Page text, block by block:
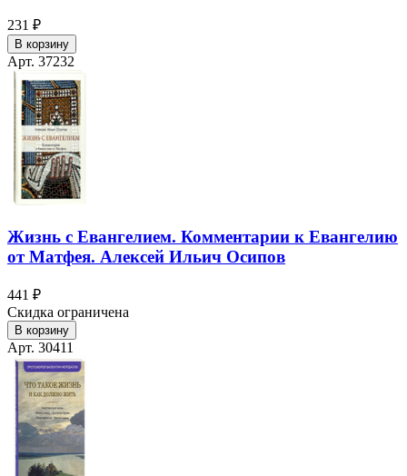
231 ₽
В корзину
Арт. 37232
Жизнь с Евангелием. Комментарии к Евангелию
от Матфея. Алексей Ильич Осипов
441 ₽
Скидка ограничена
В корзину
Арт. 30411